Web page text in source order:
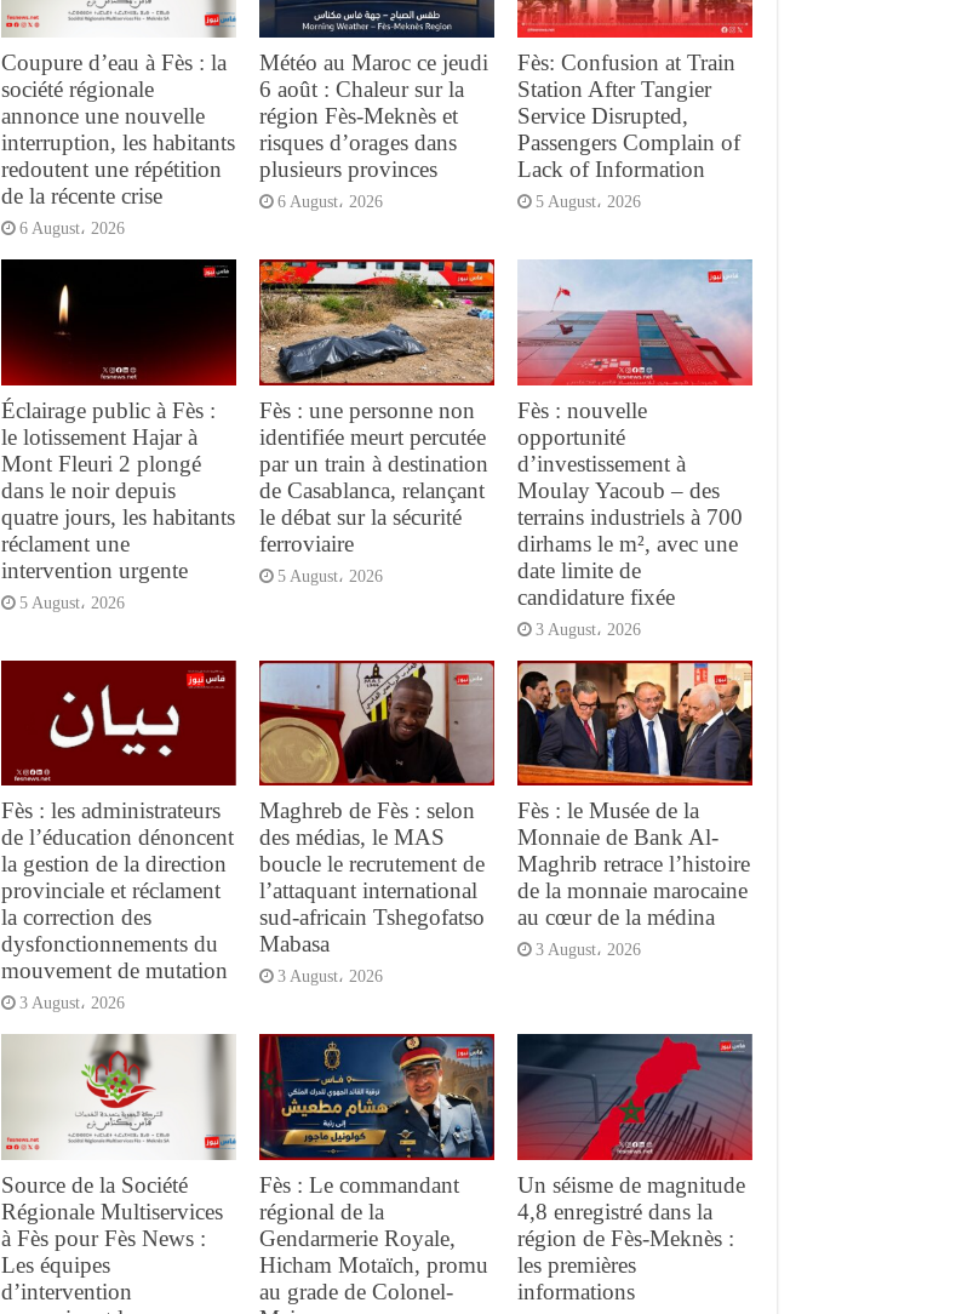
Coupure d’eau à Fès : la
société régionale
annonce une nouvelle
interruption, les habitants
redoutent une répétition
de la récente crise
6 August، 2026
Météo au Maroc ce jeudi
6 août : Chaleur sur la
région Fès-Meknès et
risques d’orages dans
plusieurs provinces
6 August، 2026
Fès: Confusion at Train
Station After Tangier
Service Disrupted,
Passengers Complain of
Lack of Information
5 August، 2026
Éclairage public à Fès :
le lotissement Hajar à
Mont Fleuri 2 plongé
dans le noir depuis
quatre jours, les habitants
réclament une
intervention urgente
5 August، 2026
Fès : une personne non
identifiée meurt percutée
par un train à destination
de Casablanca, relançant
le débat sur la sécurité
ferroviaire
5 August، 2026
Fès : nouvelle
opportunité
d’investissement à
Moulay Yacoub – des
terrains industriels à 700
dirhams le m², avec une
date limite de
candidature fixée
3 August، 2026
Fès : les administrateurs
de l’éducation dénoncent
la gestion de la direction
provinciale et réclament
la correction des
dysfonctionnements du
mouvement de mutation
3 August، 2026
Maghreb de Fès : selon
des médias, le MAS
boucle le recrutement de
l’attaquant international
sud-africain Tshegofatso
Mabasa
3 August، 2026
Fès : le Musée de la
Monnaie de Bank Al-
Maghrib retrace l’histoire
de la monnaie marocaine
au cœur de la médina
3 August، 2026
Source de la Société
Régionale Multiservices
à Fès pour Fès News :
Les équipes
d’intervention
Fès : Le commandant
régional de la
Gendarmerie Royale,
Hicham Motaïch, promu
au grade de Colonel-
Un séisme de magnitude
4,8 enregistré dans la
région de Fès-Meknès :
les premières
informations